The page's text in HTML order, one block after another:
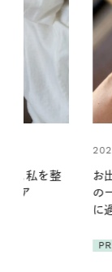
変わる、夏
ごきげん」
リ